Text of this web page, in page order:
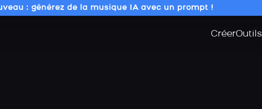
: générez de la musique IA avec un prompt !
CréerOutils